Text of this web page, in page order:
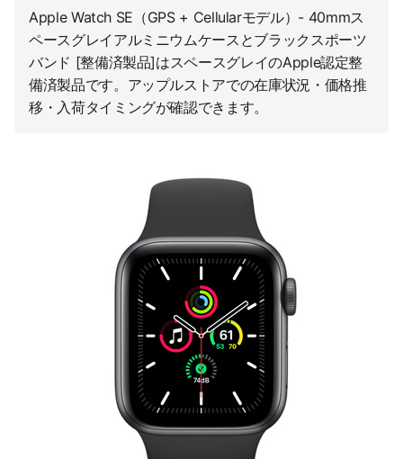
Apple Watch SE（GPS + Cellularモデル）- 40mmス
ペースグレイアルミニウムケースとブラックスポーツ
バンド [整備済製品]はスペースグレイのApple認定整
備済製品です。アップルストアでの在庫状況・価格推
移・入荷タイミングが確認できます。